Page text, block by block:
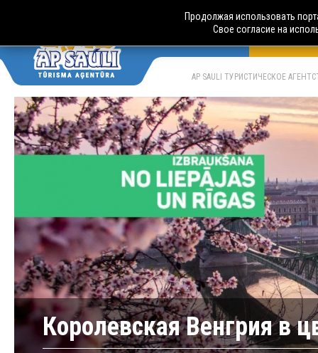
AP SAULI ТУРИСТИЧЕСКОЕ
Королевская Венгрия в
Продолжая использовать
Свое согласие на